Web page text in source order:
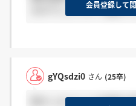
るのでしょうか？電話で
会員登録して
gYQsdzi0 さん (25卒)
受かったらいいな程度